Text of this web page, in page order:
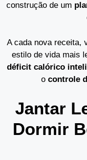
construção de um
A cada nova receita,
estilo de vida mais
déficit calórico
o controle
Jantar
Dormir